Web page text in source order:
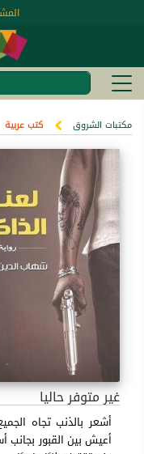
مكتبات الشروق كتب عربية
غير متوفر حاليا
أشعر بالذنب تجاه
أعيش بين القبور